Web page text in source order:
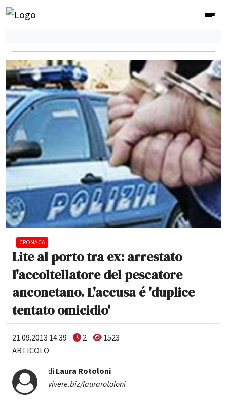
CRONACA
Lite al porto tra ex: arrestato
l'accoltellatore del pescatore
anconetano. L'accusa é 'duplice
tentato omicidio'
21.09.2013 14:39 2
1523
ARTICOLO
di Laura Rotoloni
vivere.biz/laurarotoloni